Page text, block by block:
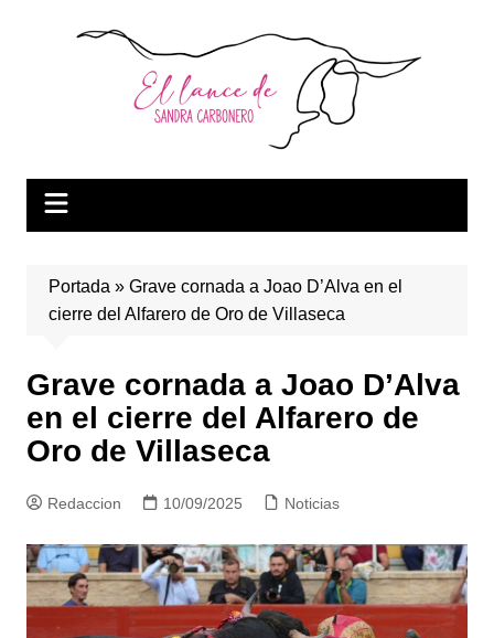
Portada » Grave cornada a Joao D’Alva en el
cierre del Alfarero de Oro de Villaseca
Grave cornada a Joao D’Alva
en el cierre del Alfarero de
Oro de Villaseca
Redaccion 10/09/2025 Noticias